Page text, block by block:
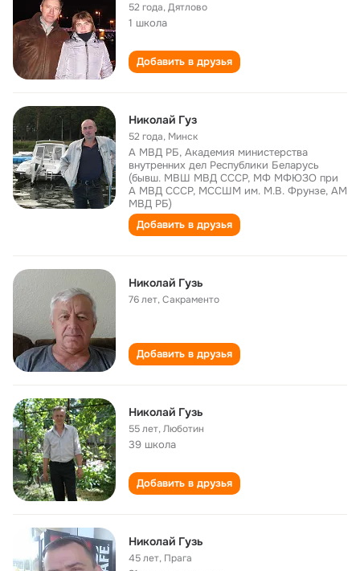
52 года,Дятлово
1 школа
Добавить в друзья
Николай Гуз
52 года, Минск
А МВД РБ, Академия министерства
внутренних дел Республики Беларусь
(бывш. МВШ МВД СССР, МФ МФЮЗО при
А МВД СССР, МССШМ им. М.В. Фрунзе, АМ
МВД РБ)
Добавить в друзья
Николай Гузь
76 лет,Сакраменто
Добавить в друзья
Николай Гузь
55 лет,Люботин
39 школа
Добавить в друзья
Николай Гузь
45 лет, Прага